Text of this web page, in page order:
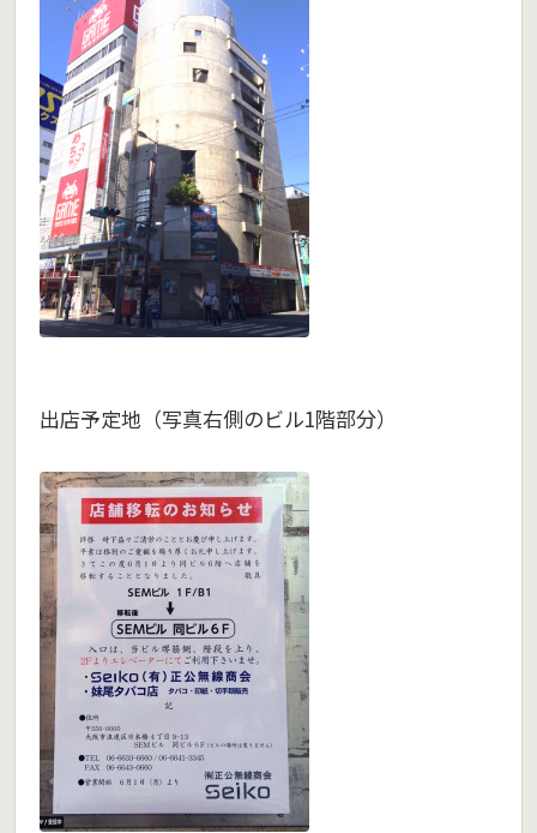
出店予定地（写真右側のビル1階部分）